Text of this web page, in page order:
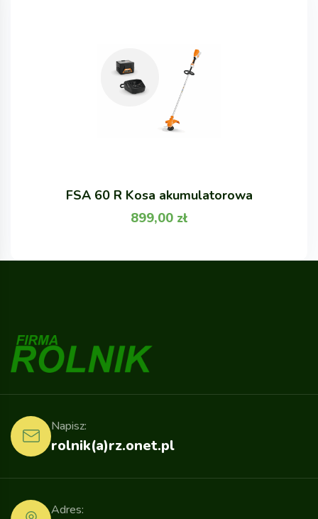
FSA 60 R Kosa akumulatorowa
899,00 zł
rolnik(a)rz.onet.pl
Napisz:
Adres: